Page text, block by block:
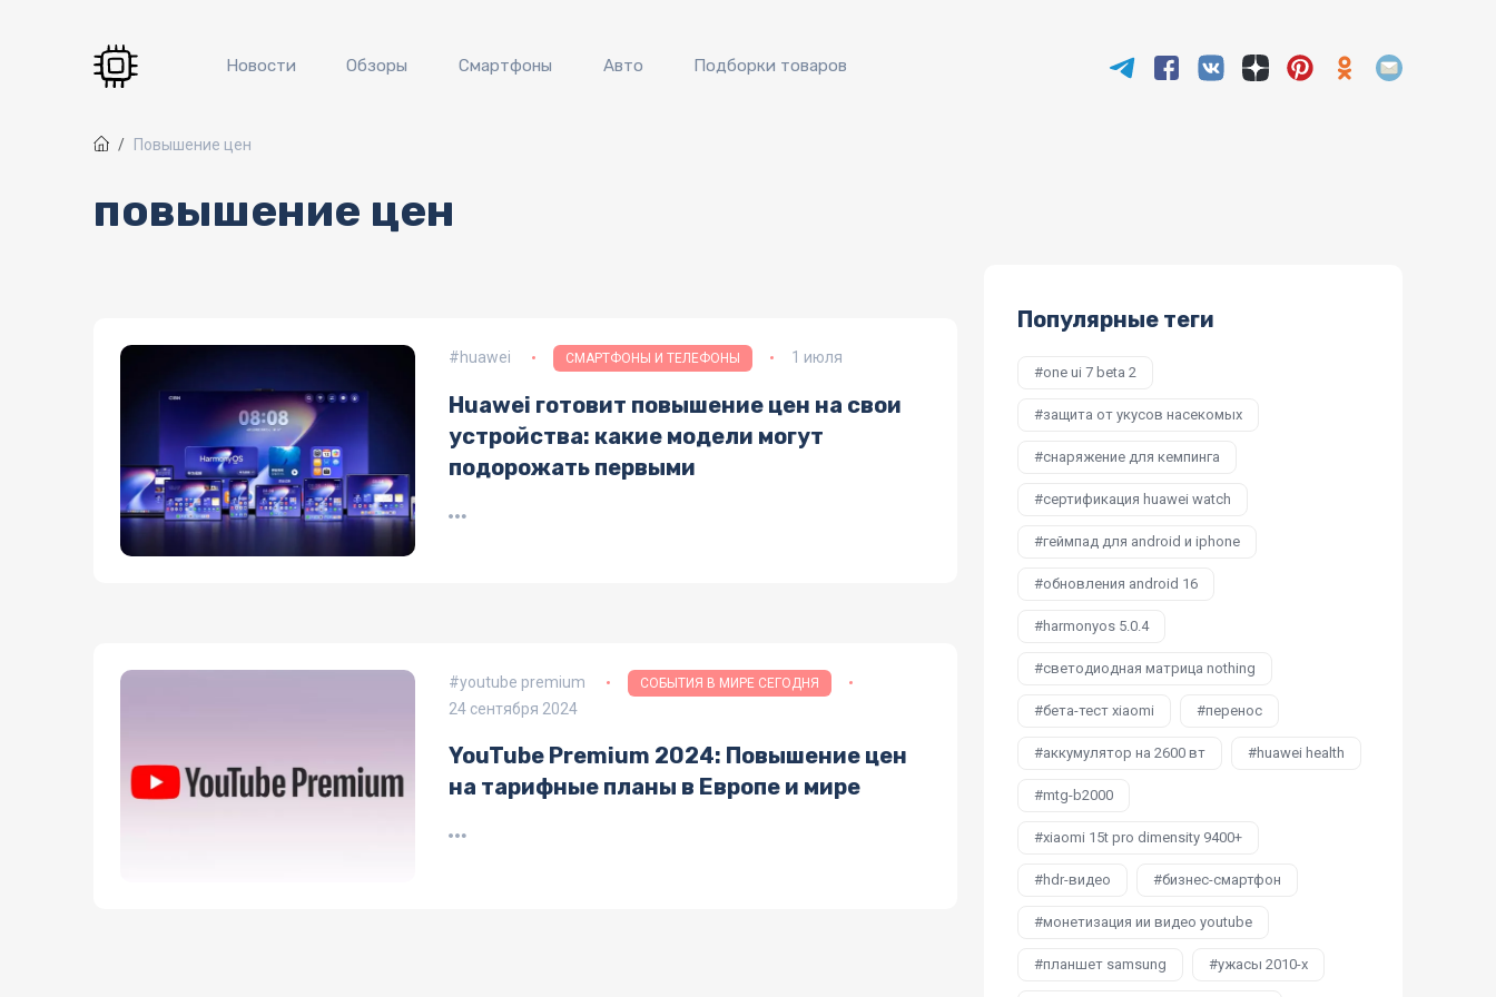
Новости Обзоры Смартфоны Авто Подборки товаров
Повышение цен
повышение цен
huawei СМАРТФОНЫ И ТЕЛЕФОНЫ 1 июля
Huawei готовит повышение цен на свои
устройства: какие модели могут
подорожать первыми
youtube premium СОБЫТИЯ В МИРЕ СЕГОДНЯ
24 сентября 2024
YouTube Premium 2024: Повышение цен
на тарифные планы в Европе и мире
Популярные теги
one ui 7 beta 2
защита от укусов насекомых
снаряжение для кемпинга
сертификация huawei watch
геймпад для android и iphone
обновления android 16
harmonyos 5.0.4
светодиодная матрица nothing
бета-тест xiaomi перенос
аккумулятор на 2600 вт huawei health
mtg-b2000
xiaomi 15t pro dimensity 9400+
hdr-видео бизнес-смартфон
монетизация ии видео youtube
планшет samsung ужасы 2010-х